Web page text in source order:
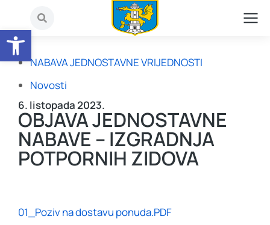
Open toolbar
NABAVA JEDNOSTAVNE VRIJEDNOSTI
Novosti
6. listopada 2023.
OBJAVA JEDNOSTAVNE
NABAVE – IZGRADNJA
POTPORNIH ZIDOVA
01_Poziv na dostavu ponuda.PDF